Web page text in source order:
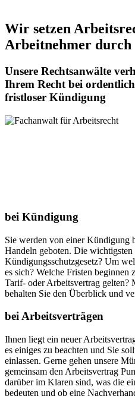
Wir setzen
Arbeitnehmer durch
Unsere Rechtsanwälte
Ihrem Recht bei
fristloser Kündigung
bei Kündigung
Sie werden von einer Kündigung
Handeln geboten. Die
Kündigungsschutzgesetz? Um
es sich? Welche Fristen beginnen
Tarif- oder Arbeitsvertrag gelten?
behalten Sie den Überblick und
bei Arbeitsverträgen
Ihnen liegt ein neuer
es einiges zu beachten und Sie
einlassen. Gerne gehen unsere
gemeinsam den Arbeitsvertrag
darüber im Klaren sind, was die
bedeuten und ob eine